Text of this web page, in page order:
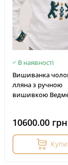
В наявності
Вишиванка
лляна з ручною
вишивкою
10600.00 грн